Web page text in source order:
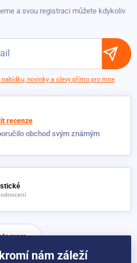
a svou registraci můžete kdykoliv
novinky a slevy přímo pro mne
recenze
obchod svým známým
nám záleží